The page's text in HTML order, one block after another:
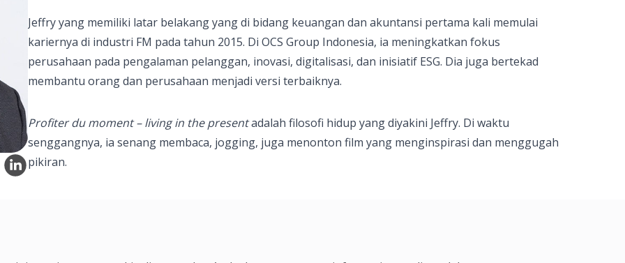
Jeffry yang memiliki latar belakang yang di bidang keuangan dan akuntansi pertama kali memulai
kariernya di industri FM pada tahun 2015. Di OCS Group Indonesia, ia meningkatkan fokus
perusahaan pada pengalaman pelanggan, inovasi, digitalisasi, dan inisiatif ESG. Dia juga bertekad
membantu orang dan perusahaan menjadi versi terbaiknya.
Profiter du moment – living in the presentadalah filosofi hidup yang diyakini Jeffry. Di waktu
senggangnya, ia senang membaca, jogging, juga menonton film yang menginspirasi dan menggugah
pikiran.